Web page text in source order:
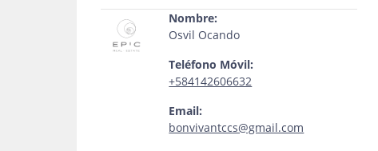
Nombre:
Osvil Ocando
Teléfono Móvil:
+584142606632
Email:
bonvivantccs@gmail.com